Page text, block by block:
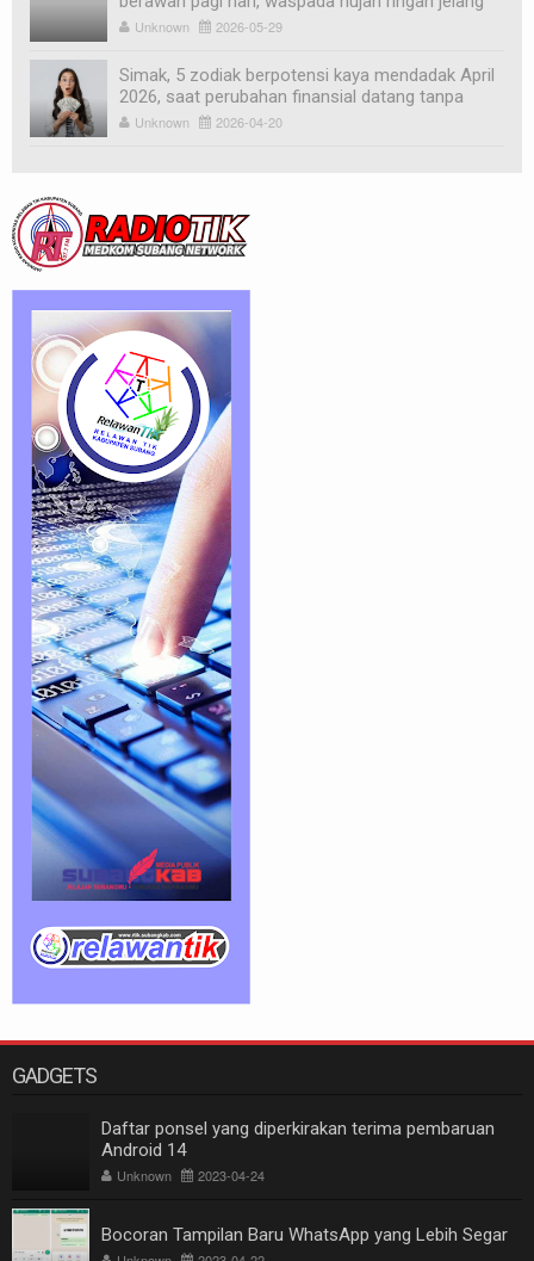
soreUnknown 2026-05-29
Simak, 5 zodiak berpotensi kaya mendadak April
2026, saat perubahan finansial datang tanpa
diduga
Unknown 2026-04-20
GADGETS
Daftar ponsel yang diperkirakan terima pembaruan
Android 14
Unknown 2023-04-24
Bocoran Tampilan Baru WhatsApp yang Lebih Segar